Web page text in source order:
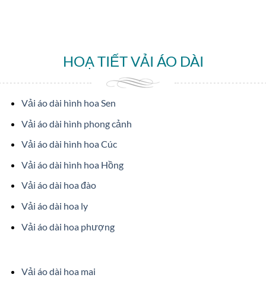
HOẠ TIẾT VẢI ÁO DÀI
Vải áo dài hình hoa Sen
Vải áo dài hình phong cảnh
Vải áo dài hình hoa Cúc
Vải áo dài hình hoa Hồng
Vải áo dài hoa đào
Vải áo dài hoa ly
Vải áo dài hoa phượng
Vải áo dài hoa mai